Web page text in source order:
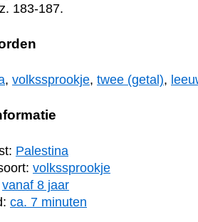
183-187.
, volkssprookje, twee (getal),
Palestina
volkssprookje
vanaf 8 jaar
ca. 7 minuten